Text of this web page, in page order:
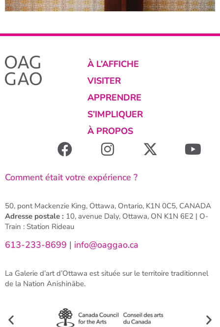
À L’AFFICHE
VISITER
APPRENDRE
S’IMPLIQUER
À PROPOS
Comment était votre expérience ?
50, pont Mackenzie King, Ottawa, Ontario, K1N 0C5, CANADA
Adresse postale : 10, avenue Daly, Ottawa, ON K1N 6E2 | O-
Train : Station Rideau
613-233-8699 | info@oaggao.ca
La Galerie d’art d’Ottawa est située sur le territoire traditionnel
de la Nation Anishinābe.